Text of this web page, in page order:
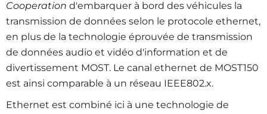
Cooperation d'embarquer à bord des véhicules la
transmission de données selon le protocole ethernet,
en plus de la technologie éprouvée de transmission
de données audio et vidéo d'information et de
divertissement MOST. Le canal ethernet de MOST150
est ainsi comparable à un réseau IEEE802.x.
Ethernet est combiné ici à une technologie de